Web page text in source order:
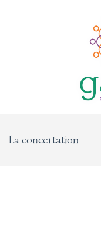
La concertation